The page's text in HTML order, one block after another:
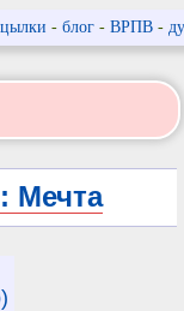
- блог- ВРПВ-
Мечта